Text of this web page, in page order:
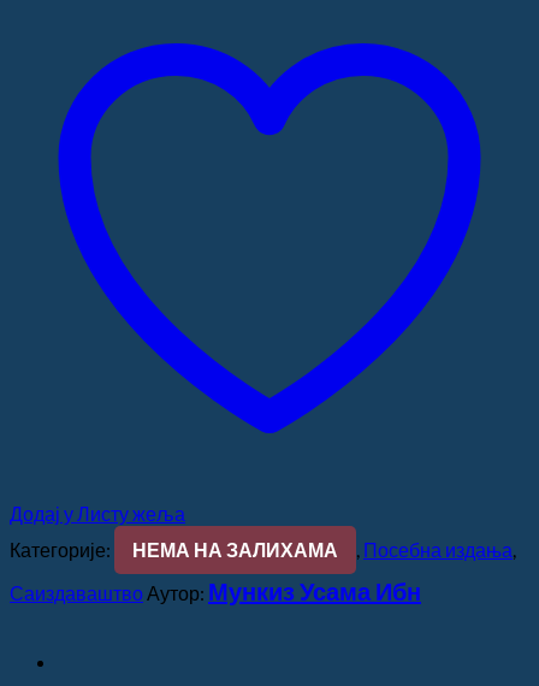
Додај у Листу жеља
Категорије:
НЕМА НА ЗАЛИХАМА , Посебна издања,
СаиздаваштвоАутор: Мункиз Усама Ибн